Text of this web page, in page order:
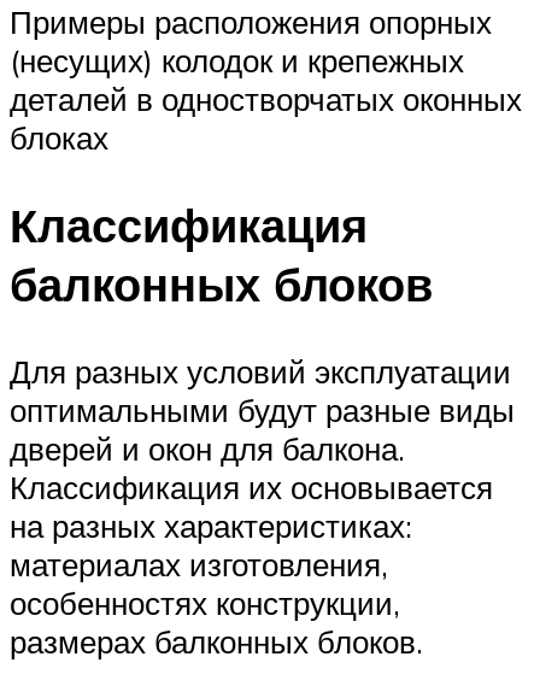
Примеры расположения опорных
(несущих) колодок и крепежных
деталей в одностворчатых оконных
блоках
Классификация
балконных блоков
Для разных условий эксплуатации
оптимальными будут разные виды
дверей и окон для балкона.
Классификация их основывается
на разных характеристиках:
материалах изготовления,
особенностях конструкции,
размерах балконных блоков.